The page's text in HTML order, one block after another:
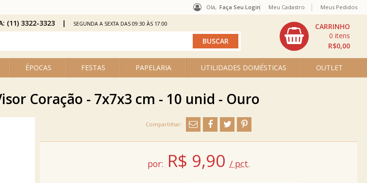
Olá, Faça Seu Login
ÉPOCAS FESTAS PAPELARIA UTILIDADES DOMÉSTICAS OUTLET
R$0,00
0
Meu Cadastro Meus Pedidos
(11) 3322-3323 SEGUNDA A SEXTA DAS 09:30 ÀS 17:00
Coração - 7x7x3 cm - 10 unid - Ouro
por: R$ 9,90 / pct.